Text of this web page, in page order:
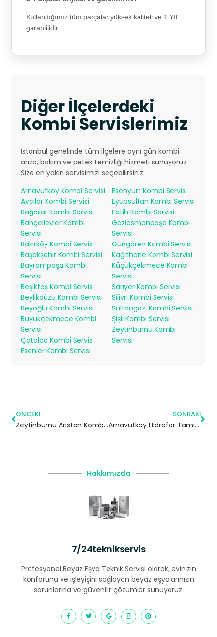
Kullandığımız tüm parçalar yüksek kaliteli ve 1 YIL
garantilidir.
Diğer İlçelerdeki
Kombi Servislerimiz
İstanbul genelinde tüm ilçelere aynı gün kombi
arıza, bakım ve petek temizliği hizmeti sunuyoruz.
Size en yakın servisimizi seçebilirsiniz:
Arnavutköy Kombi Servisi
Avcılar Kombi Servisi
Bağcılar Kombi Servisi
Bahçelievler Kombi
Servisi
Bakırköy Kombi Servisi
Başakşehir Kombi Servisi
Bayrampaşa Kombi
Servisi
Beşiktaş Kombi Servisi
Beylikdüzü Kombi Servisi
Beyoğlu Kombi Servisi
Büyükçekmece Kombi
Servisi
Çatalca Kombi Servisi
Esenler Kombi Servisi
Esenyurt Kombi Servisi
Eyüpsultan Kombi Servisi
Fatih Kombi Servisi
Gaziosmanpaşa Kombi
Servisi
Güngören Kombi Servisi
Kağıthane Kombi Servisi
Küçükçekmece Kombi
Servisi
Sarıyer Kombi Servisi
Silivri Kombi Servisi
Sultangazi Kombi Servisi
Şişli Kombi Servisi
Zeytinburnu Kombi
Servisi
ÖNCEKI
Zeytinburnu Ariston Kombi Servisi – 7/24 Teknik Servis
SONRAKI
Arnavutköy Hidrofor Tamiri – 7/24 Acil Servis
Hakkımızda
7/24teknikservis
Profesyonel Beyaz Eşya Teknik Servisi olarak, evinizin
konforunu ve işleyişini sağlayan beyaz eşyalarınızın
sorunlarına ve güvenilir çözümler sunuyoruz.